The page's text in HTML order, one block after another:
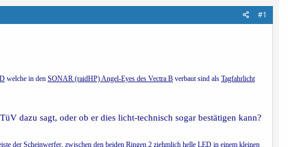
#1
welche in den SONAR (raidHP) Angel-Eyes des Vectra B verbaut sind als Tagfahrlicht
dazu sagt, oder ob er dies licht-technisch sogar bestätigen kann?
der Scheinwerfer, zwischen den beiden Ringen 2 ziehmlich helle LED in einem kleinen